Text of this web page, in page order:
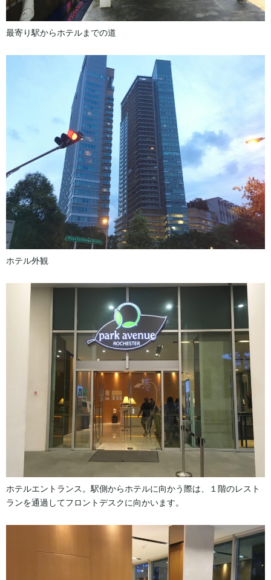
最寄り駅からホテルまでの道
ホテル外観
ホテルエントランス。駅側からホテルに向かう際は、１階のレスト
ランを通過してフロントデスクに向かいます。